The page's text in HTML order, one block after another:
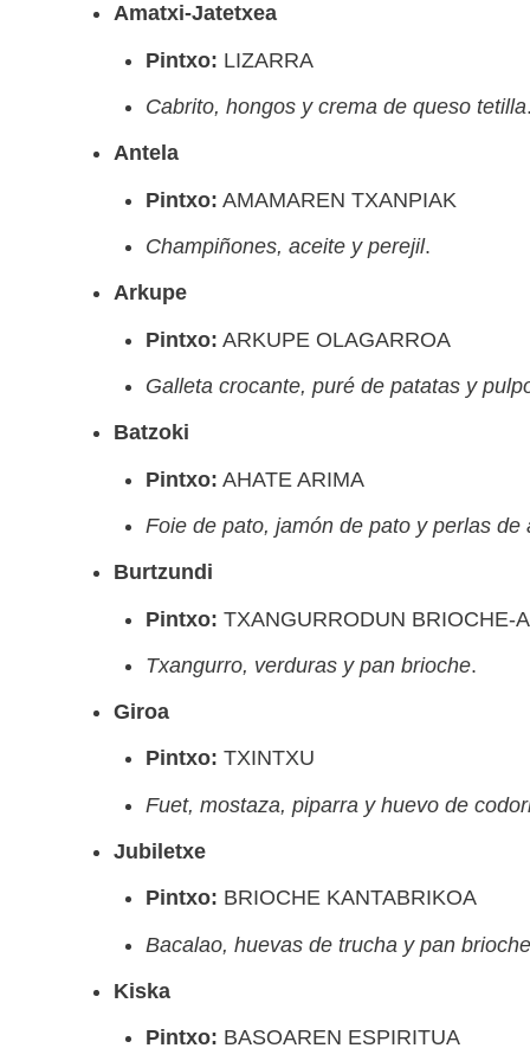
Amatxi-Jatetxea
Pintxo: LIZARRA
Cabrito, hongos y crema de queso tetilla.
Antela
Pintxo: AMAMAREN TXANPIAK
Champiñones, aceite y perejil.
Arkupe
Pintxo: ARKUPE OLAGARROA
Galleta crocante, puré de patatas y
Batzoki
Pintxo: AHATE ARIMA
Foie de pato, jamón de pato y perlas de
Burtzundi
Pintxo: TXANGURRODUN BRIOCHE-A
Txangurro, verduras y pan brioche.
Giroa
Pintxo: TXINTXU
Fuet, mostaza, piparra y huevo de
Jubiletxe
Pintxo: BRIOCHE KANTABRIKOA
Bacalao, huevas de trucha y pan brioche
Kiska
Pintxo: BASOAREN ESPIRITUA